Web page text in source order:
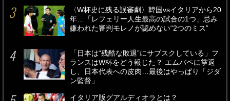
〈W杯史に残る誤審劇〉韓国vsイタリアから20
年…「レフェリー人生最高の試合の1つ」忌み
嫌われた審判モレノが認めない“2つのミス”
「日本は“残酷な敗退”にサブスクしている」フ
ランスはW杯をどう報じた？ エムバペに掌返
し、日本代表への皮肉…最後はやっぱり「ジダ
ン監督」
イタリア版グアルディオラとは？